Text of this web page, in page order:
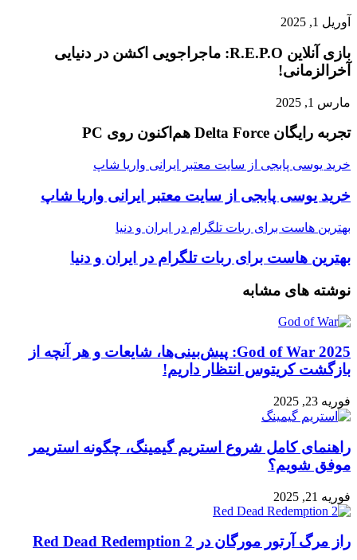
آوریل 1, 2025
بازی آنلاین R.E.P.O: ماجراجویی اکشن در دنیایی
آخرالزمانی!
مارس 1, 2025
تجربه رایگان Delta Force هم‌اکنون روی PC
خرید یوسی پابجی از سایت معتبر ایرانی واریا شاپ
خرید یوسی پابجی از سایت معتبر ایرانی واریا شاپ
بهترین هاست برای ربات تلگرام در ایران و دنیا
بهترین هاست برای ربات تلگرام در ایران و دنیا
نوشته های مشابه
God of War 2025: پیش‌بینی‌ها، شایعات و هر آنچه از
بازگشت کریتوس انتظار داریم!
فوریه 23, 2025
راهنمای کامل شروع استریم گیمینگ، چگونه استریمر
موفق شویم؟
فوریه 21, 2025
راز مرگ آرتور مورگان در Red Dead Redemption 2